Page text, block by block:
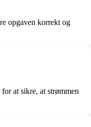
opgaven korrekt og
at sikre, at strømmen